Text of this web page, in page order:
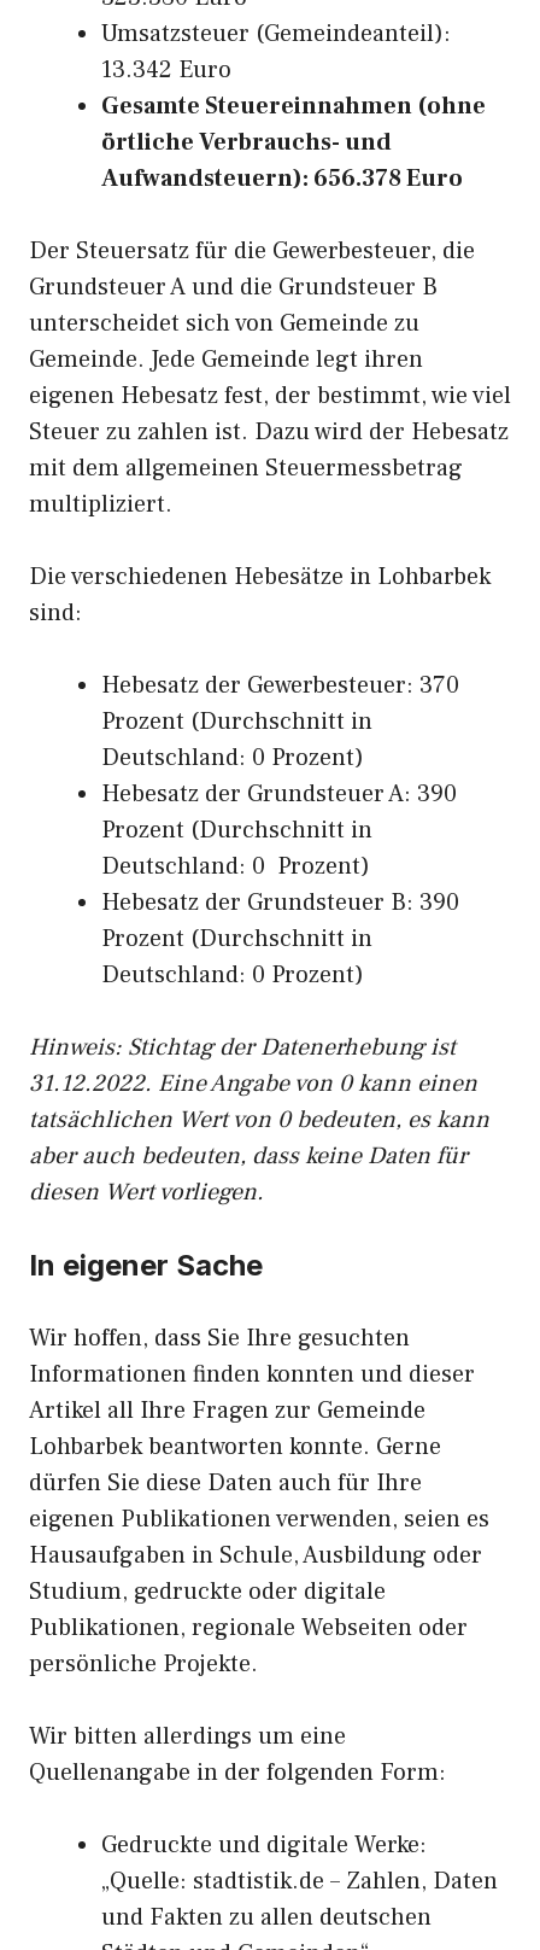
Umsatzsteuer (Gemeindeanteil):
13.342 Euro
Gesamte Steuereinnahmen (ohne
örtliche Verbrauchs- und
Aufwandsteuern): 656.378 Euro
Der Steuersatz für die Gewerbesteuer, die
Grundsteuer A und die Grundsteuer B
unterscheidet sich von Gemeinde zu
Gemeinde. Jede Gemeinde legt ihren
eigenen Hebesatz fest, der bestimmt, wie viel
Steuer zu zahlen ist. Dazu wird der Hebesatz
mit dem allgemeinen Steuermessbetrag
multipliziert.
Die verschiedenen Hebesätze in Lohbarbek
sind:
Hebesatz der Gewerbesteuer: 370
Prozent (Durchschnitt in
Deutschland: 0 Prozent)
Hebesatz der Grundsteuer A: 390
Prozent (Durchschnitt in
Deutschland: 0 Prozent)
Hebesatz der Grundsteuer B: 390
Prozent (Durchschnitt in
Deutschland: 0 Prozent)
Hinweis: Stichtag der Datenerhebung ist
31.12.2022. Eine Angabe von 0 kann einen
tatsächlichen Wert von 0 bedeuten, es kann
aber auch bedeuten, dass keine Daten für
diesen Wert vorliegen.
In eigener Sache
Wir hoffen, dass Sie Ihre gesuchten
Informationen finden konnten und dieser
Artikel all Ihre Fragen zur Gemeinde
Lohbarbek beantworten konnte. Gerne
dürfen Sie diese Daten auch für Ihre
eigenen Publikationen verwenden, seien es
Hausaufgaben in Schule, Ausbildung oder
Studium, gedruckte oder digitale
Publikationen, regionale Webseiten oder
persönliche Projekte.
Wir bitten allerdings um eine
Quellenangabe in der folgenden Form:
Gedruckte und digitale Werke:
„Quelle: stadtistik.de – Zahlen, Daten
und Fakten zu allen deutschen